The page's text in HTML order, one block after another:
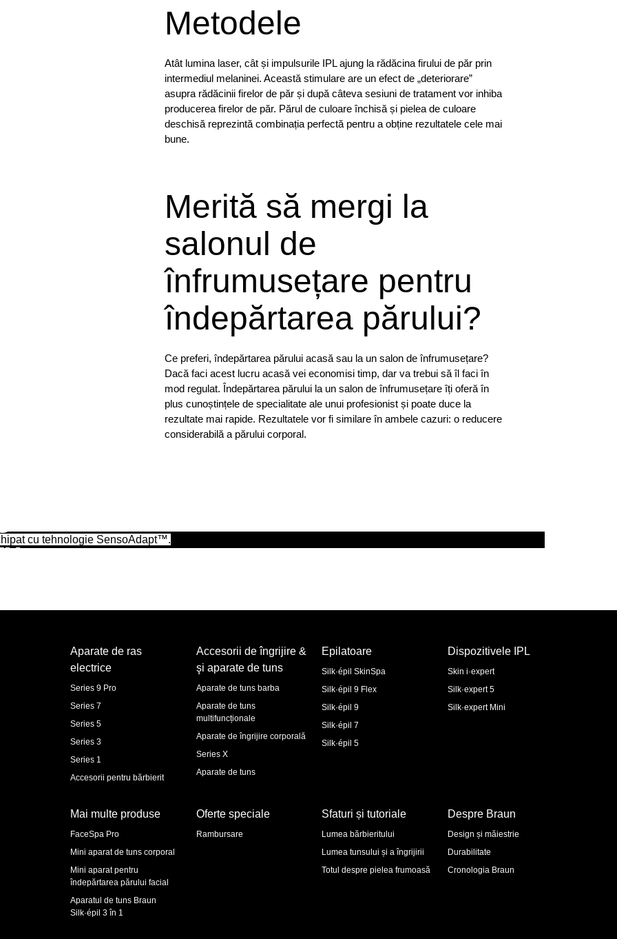
Metodele
Atât lumina laser, cât și impulsurile IPL ajung la rădăcina firului de păr prin
intermediul melaninei. Această stimulare are un efect de „deteriorare”
asupra rădăcinii firelor de păr și după câteva sesiuni de tratament vor inhiba
producerea firelor de păr. Părul de culoare închisă și pielea de culoare
deschisă reprezintă combinația perfectă pentru a obține rezultatele cele mai
bune.
Merită să mergi la
salonul de
înfrumusețare pentru
îndepărtarea părului?
Ce preferi, îndepărtarea părului acasă sau la un salon de înfrumusețare?
Dacă faci acest lucru acasă vei economisi timp, dar va trebui să îl faci în
mod regulat. Îndepărtarea părului la un salon de înfrumusețare îți oferă în
plus cunoștințele de specialitate ale unui profesionist și poate duce la
rezultate mai rapide. Rezultatele vor fi similare în ambele cazuri: o reducere
considerabilă a părului corporal.
cu tehnologie SensoAdapt™.
Aparate de ras
electrice
Series 9 Pro
Series 7
Series 5
Series 3
Series 1
Accesorii pentru bărbierit
Accesorii de îngrijire &
şi aparate de tuns
Aparate de tuns barba
Aparate de tuns
multifuncționale
Aparate de îngrijire corporală
Series X
Aparate de tuns
Epilatoare
Silk·épil SkinSpa
Silk·épil 9 Flex
Silk·épil 9
Silk·épil 7
Silk·épil 5
Dispozitivele IPL
Skin i·expert
Silk·expert 5
Silk·expert Mini
Mai multe produse
FaceSpa Pro
Mini aparat de tuns corporal
Mini aparat pentru
îndepărtarea părului facial
Aparatul de tuns Braun
Silk·épil 3 în 1
Oferte speciale
Rambursare
Sfaturi și tutoriale
Lumea bărbieritului
Lumea tunsului și a îngrijirii
Totul despre pielea frumoasă
Despre Braun
Design și măiestrie
Durabilitate
Cronologia Braun